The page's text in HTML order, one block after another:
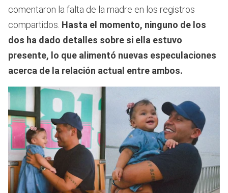
comentaron la falta de la madre en los registros
compartidos. Hasta el momento, ninguno de los
dos ha dado detalles sobre si ella estuvo
presente, lo que alimentó nuevas especulaciones
acerca de la relación actual entre ambos.